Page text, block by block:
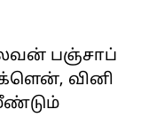
பஞ்சாப்
வினி